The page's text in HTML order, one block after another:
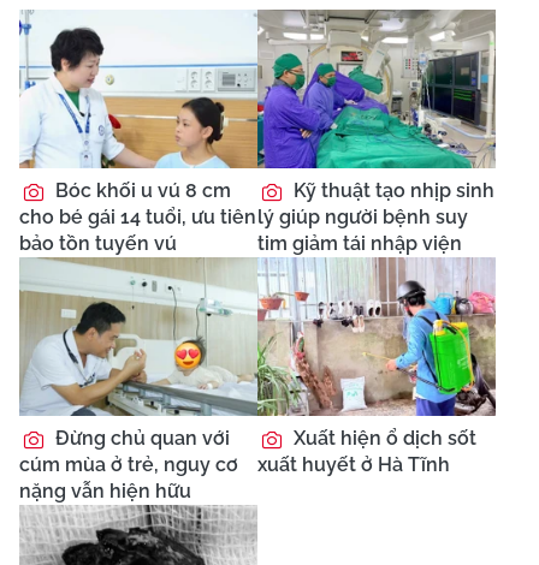
Bóc khối u vú 8 cm
cho bé gái 14 tuổi, ưu tiên
bảo tồn tuyến vú
Kỹ thuật tạo nhịp sinh
lý giúp người bệnh suy
tim giảm tái nhập viện
Đừng chủ quan với
cúm mùa ở trẻ, nguy cơ
nặng vẫn hiện hữu
Xuất hiện ổ dịch sốt
xuất huyết ở Hà Tĩnh